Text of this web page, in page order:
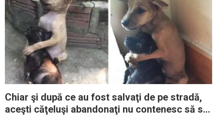
Chiar şi după ce au fost salvaţi de pe stradă,
aceşti căţeluşi abandonaţi nu contenesc să se